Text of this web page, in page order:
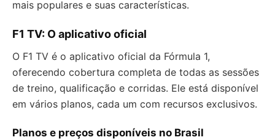
mais populares e suas características.
F1 TV: O aplicativo oficial
O F1 TV é o aplicativo oficial da Fórmula 1,
oferecendo cobertura completa de todas as sessões
de treino, qualificação e corridas. Ele está disponível
em vários planos, cada um com recursos exclusivos.
Planos e preços disponíveis no Brasil